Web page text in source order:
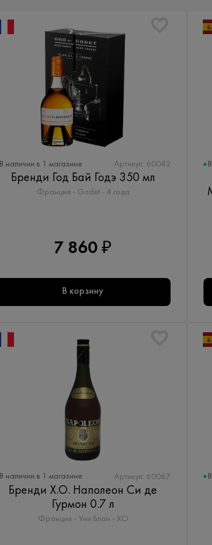
В наличии в 1 магазине Артикул: 60042
Бренди Год Бай Годэ 350 мл
Франция - Godet - 4 года
7 860 ₽
В корзину
В наличии в 1 магазине Артикул: 60067
Бренди Х.О. Наполеон Си де
Гурмон 0.7 л
Франция - Уни Блан - XO